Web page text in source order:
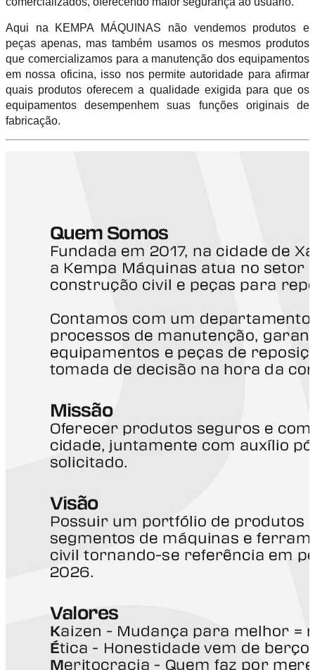
Aqui na KEMPA MÁQUINAS não vendemos produtos e
peças apenas, mas também usamos os mesmos produtos
que comercializamos para a manutenção dos equipamentos
em nossa oficina, isso nos permite autoridade para afirmar
quais produtos oferecem a qualidade exigida para que os
equipamentos desempenhem suas funções originais de
fabricação.